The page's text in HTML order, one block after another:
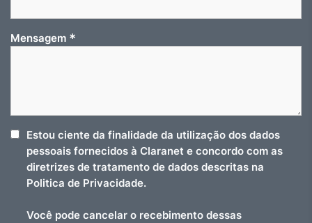
Mensagem *
Estou ciente da finalidade da utilização dos dados
pessoais fornecidos à Claranet e concordo com as
diretrizes de tratamento de dados descritas na
Politica de Privacidade.
Você pode cancelar o recebimento dessas